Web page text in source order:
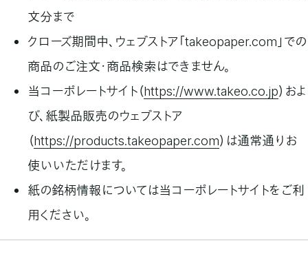
文分まで
クローズ期間中、ウェブストア「takeopaper.com」での
商品のご注文・商品検索はできません。
当コーポレートサイト（https://www.takeo.co.jp）およ
び、 紙製品販売のウェブストア
（https://products.takeopaper.com）は通常通りお
使いいただけます。
紙の銘柄情報については当コーポレートサイトをご利
用ください。